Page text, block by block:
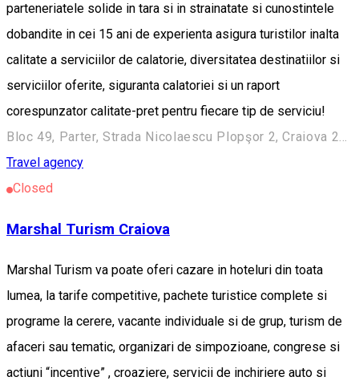
parteneriatele solide in tara si in strainatate si cunostintele
dobandite in cei 15 ani de experienta asigura turistilor inalta
calitate a serviciilor de calatorie, diversitatea destinatiilor si
serviciilor oferite, siguranta calatoriei si un raport
corespunzator calitate-pret pentru fiecare tip de serviciu!
Bloc 49, Parter, Strada Nicolaescu Plopşor 2, Craiova 200733, Romania
Travel agency
Closed
Marshal Turism Craiova
Marshal Turism va poate oferi cazare in hoteluri din toata
lumea, la tarife competitive, pachete turistice complete si
programe la cerere, vacante individuale si de grup, turism de
afaceri sau tematic, organizari de simpozioane, congrese si
actiuni “incentive” , croaziere, servicii de inchiriere auto si